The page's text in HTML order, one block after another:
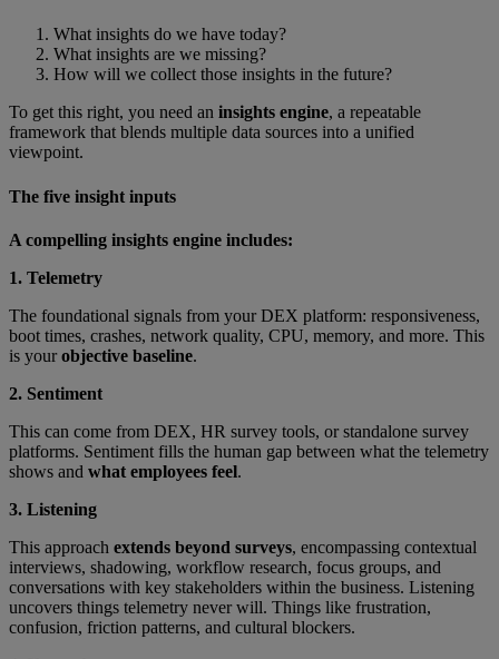
What insights do we have today?
What insights are we missing?
How will we collect those insights in the future?
To get this right, you need an insights engine, a repeatable
framework that blends multiple data sources into a unified
viewpoint.
The five insight inputs
A compelling insights engine includes:
1. Telemetry
The foundational signals from your DEX platform: responsiveness,
boot times, crashes, network quality, CPU, memory, and more. This
is yourobjective baseline.
2. Sentiment
This can come from DEX, HR survey tools, or standalone survey
platforms. Sentiment fills the human gap between what the telemetry
shows and what employees feel.
3. Listening
This approach extends beyond surveys, encompassing contextual
interviews, shadowing, workflow research, focus groups, and
conversations with key stakeholders within the business. Listening
uncovers things telemetry never will. Things like frustration,
confusion, friction patterns, and cultural blockers.